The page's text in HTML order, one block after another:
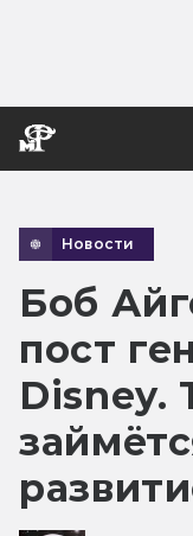
Новости
Боб
пост
Disney.